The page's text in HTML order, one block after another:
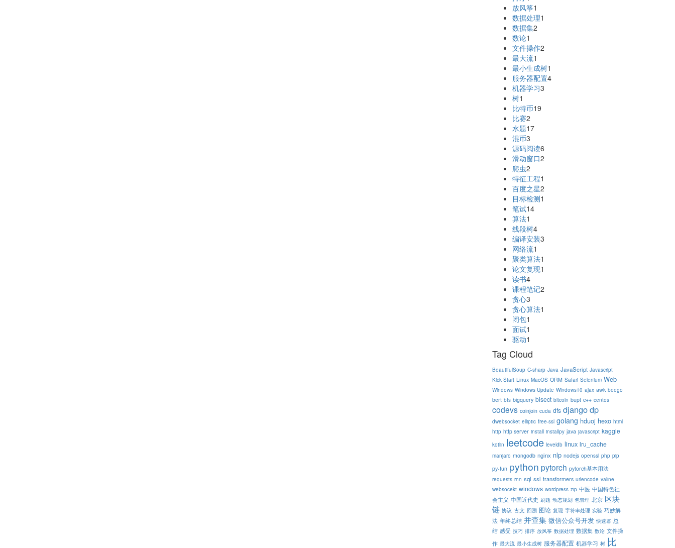
放风筝1
数据处理1
数据集2
数论1
文件操作2
最大流1
最小生成树1
服务器配置4
机器学习3
树1
比特币19
比赛2
水题17
混币3
源码阅读6
滑动窗口2
爬虫2
特征工程1
百度之星2
目标检测1
笔试14
算法1
线段树4
编译安装3
网络流1
聚类算法1
论文复现1
读书4
课程笔记2
贪心3
贪心算法1
闭包1
面试1
驱动1
Tag Cloud
BeautifulSoup C-sharp Java JavaScript Javascript
Kick Start Linux MacOS ORM Safari Selenium Web
Windows Windows Update Windows10 ajax awk beego
bert bfs bigquery bisect bitcoin bupt c++ centos
codevs coinjoin cuda dfs djangodp
dwebsocket elliptic free-ssl golang hduoj hexo html
http http server install installpy java javascript kaggle
kotlin leetcode leveldb linux lru_cache
manjaro mongodb nginx nlp nodejs openssl php pip
py-fun python pytorch pytorch基本用法
requests rnn sql ssl transformers urlencode valine
websocekt windows wordpress zip 中医 中国特色社
会主义 中国近代史 刷题 动态规划 包管理 北京 区块
链 协议 古文 回溯 图论 复现 字符串处理 实验 巧妙解
法 年终总结 并查集 微信公众号开发 快速幂 总
结 感受 技巧 排序 放风筝 数据处理 数据集 数论 文件操
作 最大流 最小生成树 服务器配置 机器学习 树 比